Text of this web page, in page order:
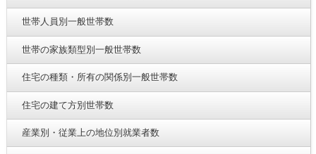
世帯人員別一般世帯数
世帯の家族類型別一般世帯数
住宅の種類・所有の関係別一般世帯数
住宅の建て方別世帯数
産業別・従業上の地位別就業者数